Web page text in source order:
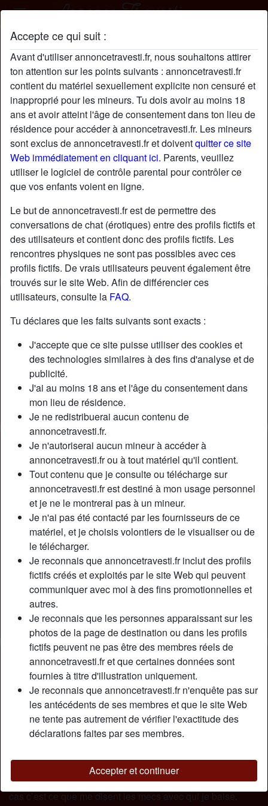
Accepte ce qui suit :
Avant d'utiliser annoncetravesti.fr, nous souhaitons attirer
ton attention sur les points suivants : annoncetravesti.fr
contient du matériel sexuellement explicite non censuré et
inapproprié pour les mineurs. Tu dois avoir au moins 18
ans et avoir atteint l'âge de consentement dans ton lieu de
résidence pour accéder à annoncetravesti.fr. Les mineurs
sont exclus de annoncetravesti.fr et doiventquitter ce site
Web immédiatement en cliquant ici. Parents, veuillez
utiliser le logiciel de contrôle parental pour contrôler ce
que vos enfants voient en ligne.
Le but de annoncetravesti.fr est de permettre des
conversations de chat (érotiques) entre des profils fictifs et
des utilisateurs et contient donc des profils fictifs. Les
rencontres physiques ne sont pas possibles avec ces
profils fictifs. De vrais utilisateurs peuvent également être
trouvés sur le site Web. Afin de différencier ces
utilisateurs, consulte la FAQ.
Tu déclares que les faits suivants sont exacts :
J'accepte que ce site puisse utiliser des cookies et
des technologies similaires à des fins d'analyse et de
publicité.
J'ai au moins 18 ans et l'âge du consentement dans
mon lieu de résidence.
Je ne redistribuerai aucun contenu de
annoncetravesti.fr.
Je n'autoriserai aucun mineur à accéder à
annoncetravesti.fr ou à tout matériel qu'il contient.
Tout contenu que je consulte ou télécharge sur
annoncetravesti.fr est destiné à mon usage personnel
et je ne le montrerai pas à un mineur.
Je n'ai pas été contacté par les fournisseurs de ce
matériel, et je choisis volontiers de le visualiser ou de
le télécharger.
Je reconnais que annoncetravesti.fr inclut des profils
fictifs créés et exploités par le site Web qui peuvent
communiquer avec moi à des fins promotionnelles et
autres.
Je reconnais que les personnes apparaissant sur les
photos de la page de destination ou dans les profils
fictifs peuvent ne pas être des membres réels de
annoncetravesti.fr et que certaines données sont
fournies à titre d'illustration uniquement.
Je reconnais que annoncetravesti.fr n'enquête pas sur
les antécédents de ses membres et que le site Web
ne tente pas autrement de vérifier l'exactitude des
déclarations faites par ses membres.
Accepter et continuer
MarieSoyer profil
starAjouter chatDiscuter !
Nickname:
MarieSoyer
Âge:
30
Pays:
France
Département:
Nord
Sexe:
Transexuelle
Sexualité:
Gay
Relation:
Couleur des cheveux:
Foncé
Taille:
170 cm
Poids:
64 Kg
Épilé(e):
Fumeur(euse):
Non
Description
Belle Shemale passive ici, je travail dans une boutique en
tant qu’esthéticienne. Je suis une femme coquine, mais
très très coquine, j’aime le sexe et j’aime que les hommes
me surprennent. ce que j’aimerais c’est recevoir un homme
et qu’il me baise comme une chienne sur mon lieu de
par un homme que je connais à peine m’exciterais
beaucoup beaucoup. J’ai un bon cul, il fait bander, en tout
cas c’est ce que me disent les mecs avec qui je baise.